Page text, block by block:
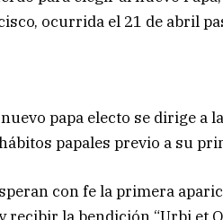
ocurrida el 21 de abril
papa electo se dirige a
papales previo a su
con fe la primera